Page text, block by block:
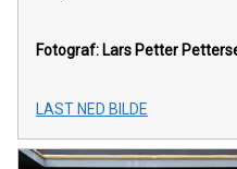
Fotograf: Lars Petter
LAST NED BILDE